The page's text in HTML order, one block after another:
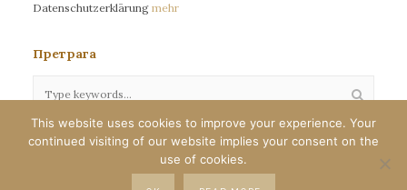
Datenschutzerklärung mehr
Претрага
Сва права задржана©eparhija-nemacka.com
Илустрације : Јелена Јефтић
This website uses cookies to improve your experience. Your
continued visiting of our website implies your consent on the
use of cookies.